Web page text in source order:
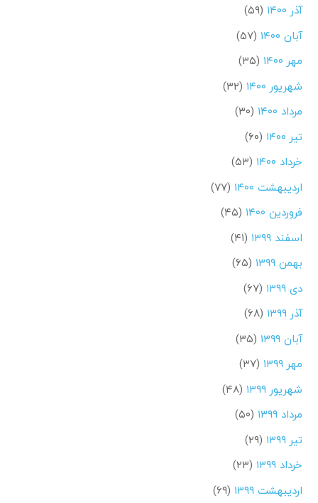
آذر ۱۴۰۰
(۵۹)
آبان ۱۴۰۰
(۵۷)
مهر ۱۴۰۰
(۳۵)
شهریور ۱۴۰۰
(۳۲)
مرداد ۱۴۰۰
(۳۰)
تیر ۱۴۰۰
(۶۰)
خرداد ۱۴۰۰
(۵۳)
اردیبهشت ۱۴۰۰
(۷۷)
فروردین ۱۴۰۰
(۴۵)
اسفند ۱۳۹۹
(۴۱)
بهمن ۱۳۹۹
(۶۵)
دی ۱۳۹۹
(۶۷)
آذر ۱۳۹۹
(۶۸)
آبان ۱۳۹۹
(۳۵)
مهر ۱۳۹۹
(۳۷)
شهریور ۱۳۹۹
(۴۸)
مرداد ۱۳۹۹
(۵۰)
تیر ۱۳۹۹
(۲۹)
خرداد ۱۳۹۹
(۲۳)
اردیبهشت ۱۳۹۹
(۶۹)